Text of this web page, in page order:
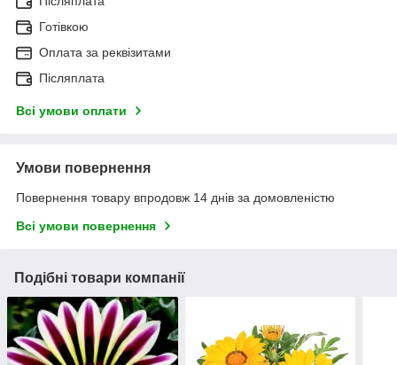
Готівкою
Оплата за реквізитами
Післяплата
Всі умови оплати
Умови повернення
Повернення товару впродовж 14 днів за домовленістю
Всі умови повернення
Подібні товари компанії